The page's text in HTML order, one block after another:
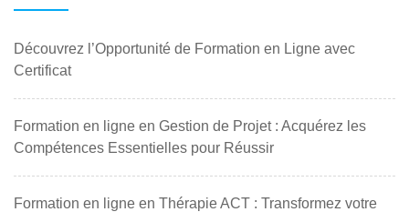
Découvrez l’Opportunité de Formation en Ligne avec
Certificat
Formation en ligne en Gestion de Projet : Acquérez les
Compétences Essentielles pour Réussir
Formation en ligne en Thérapie ACT : Transformez votre